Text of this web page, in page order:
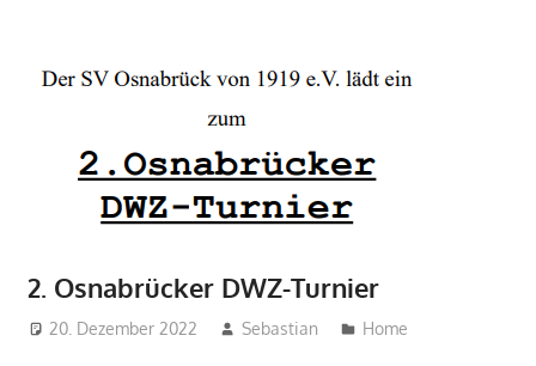
2. Osnabrücker DWZ-Turnier
20. Dezember 2022 Sebastian Home